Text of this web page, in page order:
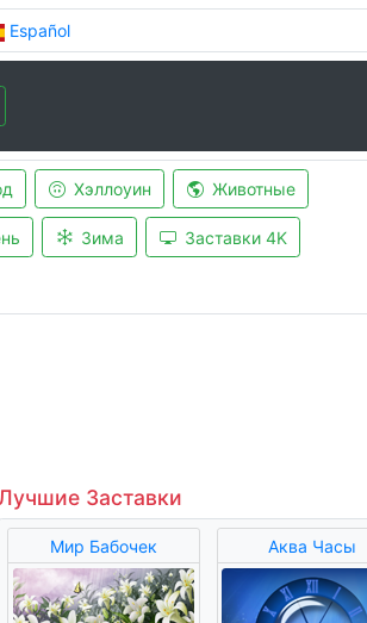
Español
Хэллоуин Животные
Зима Заставки 4K
Заставки
Мир Бабочек Аква Часы